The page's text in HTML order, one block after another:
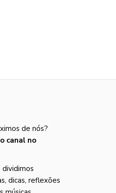
de nós?
canal no
dividimos
dicas, reflexões